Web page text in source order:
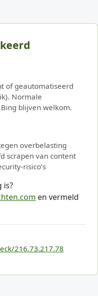
of geautomatiseerd
Normale
blijven welkom.
overbelasting
scrapen van content
risico’s
is?
en vermeld
216.73.217.78